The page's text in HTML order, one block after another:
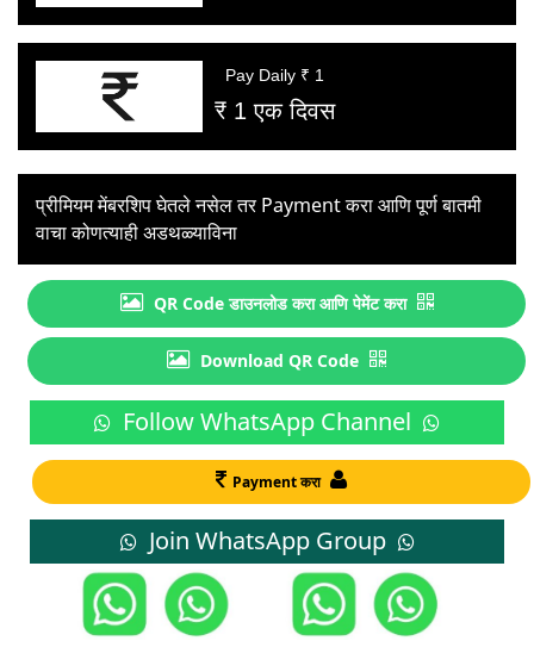
Pay Daily ₹ 1
₹ 1 एक दिवस
प्रीमियम मेंबरशिप घेतले नसेल तर Payment करा आणि पूर्ण बातमी
वाचा कोणत्याही अडथळ्याविना
QR Code डाउनलोड करा आणि पेमेंट करा
Download QR Code
Follow WhatsApp Channel
Payment करा
Join WhatsApp Group